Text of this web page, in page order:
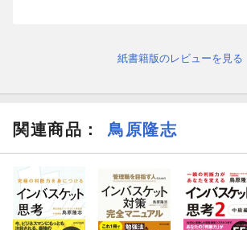
紙書籍版のレビューを見る
関連商品 ： 鳥原隆志